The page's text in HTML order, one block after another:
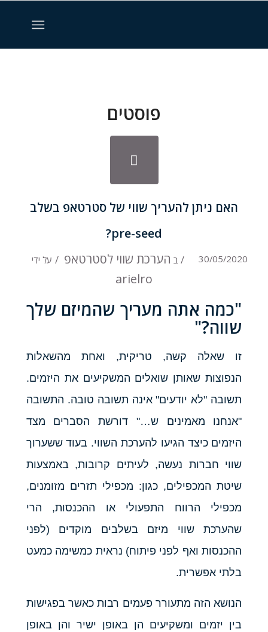
פוסטים
האם ניתן להעריך שווי של סטרטאפ בשלב
pre-seed?
30/05/2020
/ ב הערכת שווי לסטרטאפ / על ידי
arielro
"כמה אתה מעריך שהמיזם שלך
שווה?"
זו שאלה קשה, טריקית, ואחת מהשאלות
הנפוצות שאותן שואלים המשקיעים את היזמים.
תשובה "לא יודעים" אינה תשובה טובה. התשובה
"אנחנו מאמינים ש…" דורשת הסברים מצד
היזמים כיצד הגיעו להערכת השווי. בעוד ששערוך
שווי חברות נעשה, לעיתים קרובות, באמצעות
שיטת המכפילים, כגון: מכפילי תזרים מזומנים,
מכפילי הרווח התפעולי או ההכנסות, הרי
שהערכת שווי מיזם בשלבים מוקדים (לפני
ההכנסות ואף לפני פיתוח) נראית כמשימה כמעט
בלתי אפשרית.
הנושא הזה מתעורר פעמים רבות כאשר בפגישות
בין יזמים ומשקיעים הן באופן ישיר והן באופן